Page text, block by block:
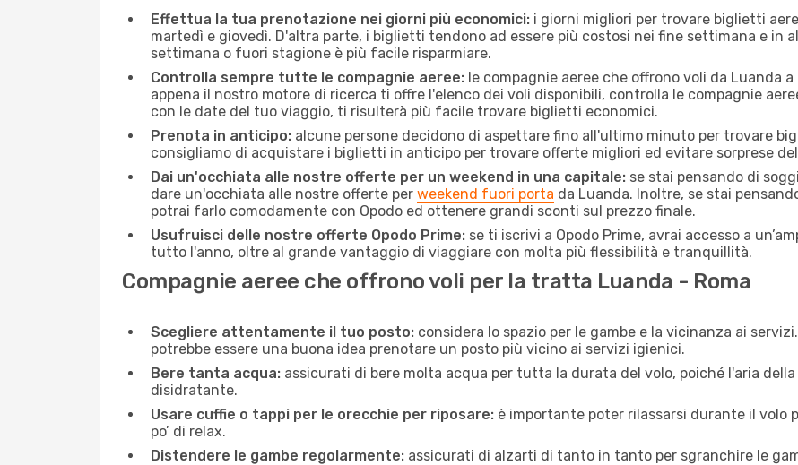
Effettua la tua prenotazione nei giorni più economici: i giorni migliori per trovare biglietti
martedì e giovedì. D'altra parte, i biglietti tendono ad essere più costosi nei fine settimana e in
settimana o fuori stagione è più facile risparmiare.
Controlla sempre tutte le compagnie aeree: le compagnie aeree che offrono voli da Luanda
appena il nostro motore di ricerca ti offre l'elenco dei voli disponibili, controlla le compagnie
con le date del tuo viaggio, ti risulterà più facile trovare biglietti economici.
Prenota in anticipo: alcune persone decidono di aspettare fino all'ultimo minuto per trovare
consigliamo di acquistare i biglietti in anticipo per trovare offerte migliori ed evitare sorprese
Dai un'occhiata alle nostre offerte per un weekend in una capitale: se stai pensando di
dare un'occhiata alle nostre offerte per weekend fuori porta da Luanda. Inoltre, se stai
potrai farlo comodamente con Opodo ed ottenere grandi sconti sul prezzo finale.
Usufruisci delle nostre offerte Opodo Prime: se ti iscrivi a Opodo Prime, avrai accesso a
tutto l'anno, oltre al grande vantaggio di viaggiare con molta più flessibilità e tranquillità.
Compagnie aeree che offrono voli per la tratta Luanda - Roma
Scegliere attentamente il tuo posto: considera lo spazio per le gambe e la vicinanza ai
potrebbe essere una buona idea prenotare un posto più vicino ai servizi igienici.
Bere tanta acqua: assicurati di bere molta acqua per tutta la durata del volo, poiché l'aria
disidratante.
Usare cuffie o tappi per le orecchie per riposare: è importante poter rilassarsi durante il volo
po’ di relax.
Distendere le gambe regolarmente: assicurati di alzarti di tanto in tanto per sgranchire le